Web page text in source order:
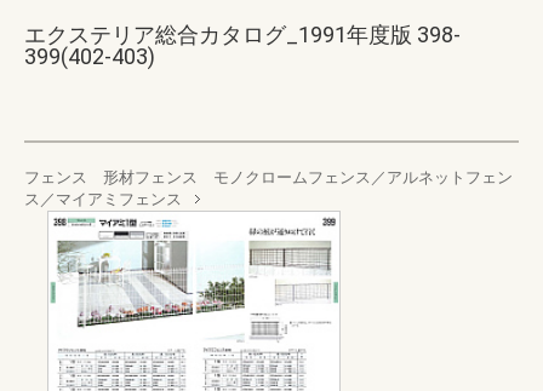
エクステリア総合カタログ_1991年度版 398-
399(402-403)
フェンス 形材フェンス モノクロームフェンス／アルネットフェン
ス／マイアミフェンス